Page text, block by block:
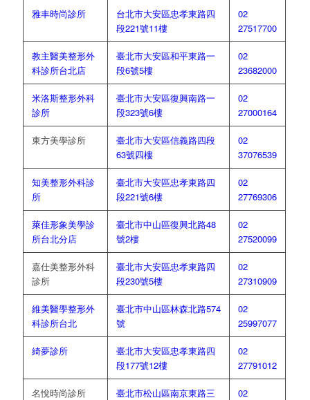
雅丰時尚診所
台北市大安區忠孝東路四
段221號11樓
02
27517700
教主醫美整形外
科診所台北店
臺北市大安區和平東路一
段6號5樓
02
23682000
米洛斯整形外科
診所
臺北市大安區復興南路一
段323號6樓
02
27000164
東方美學診所
臺北市大安區信義路四段
63號四樓
02
37076539
知美整形外科診
所
臺北市大安區忠孝東路四
段221號6樓
02
27769306
萊佳形象美學診
所台北分店
臺北市中山區復興北路48
號2樓
02
27520099
嘉仕美整形外科
診所
臺北市大安區忠孝東路四
段230號5樓
02
27310909
維美醫學整形外
科診所台北
臺北市中山區林森北路574
號
02
25997077
綺夢診所
臺北市大安區忠孝東路四
段177號12樓
02
27791012
名悅時尚診所
臺北市松山區南京東路三
02